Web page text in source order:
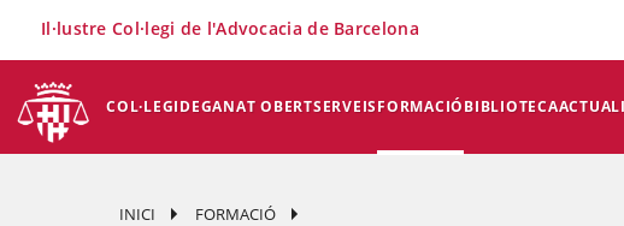
COL·LEGIDEGANAT OBERTSERVEISFORMACIÓBIBLIOTECA
Il·lustre Col·legi de l'Advocacia de Barcelona
INICI
FORMACIÓ